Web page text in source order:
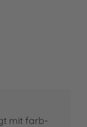
mit farb-